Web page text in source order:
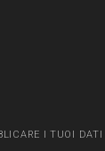
I TUOI DATI